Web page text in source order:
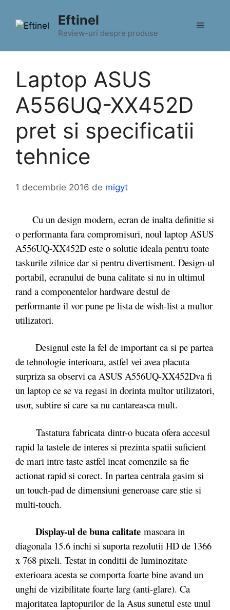
conținut
Eftinel
Review-uri despre produse
Meniu
Laptop ASUS
A556UQ-XX452D
pret si specificatii
tehnice
1 decembrie 2016 de migyt
Cu un design modern, ecran de inalta definitie si
o performanta fara compromisuri, noul laptop ASUS
A556UQ-XX452D este o solutie ideala pentru toate
taskurile zilnice dar si pentru divertisment. Design-ul
portabil, ecranului de buna calitate si nu in ultimul
rand a componentelor hardware destul de
performante il vor pune pe lista de wish-list a multor
utilizatori.
Designul este la fel de important ca si pe partea
de tehnologie interioara, astfel vei avea placuta
surpriza sa observi ca ASUS A556UQ-XX452Dva fi
un laptop ce se va regasi in dorinta multor utilizatori,
usor, subtire si care sa nu cantareasca mult.
Tastatura fabricata dintr-o bucata ofera accesul
rapid la tastele de interes si prezinta spatii suficient
de mari intre taste astfel incat comenzile sa fie
actionat rapid si corect. In partea centrala gasim si
un touch-pad de dimensiuni generoase care stie si
multi-touch.
Display-ul de buna calitate masoara in
diagonala 15.6 inchi si suporta rezolutii HD de 1366
x 768 pixeli. Testat in conditii de luminozitate
exterioara acesta se comporta foarte bine avand un
unghi de vizibilitate foarte larg (anti-glare). Ca
majoritatea laptopurilor de la Asus sunetul este unul